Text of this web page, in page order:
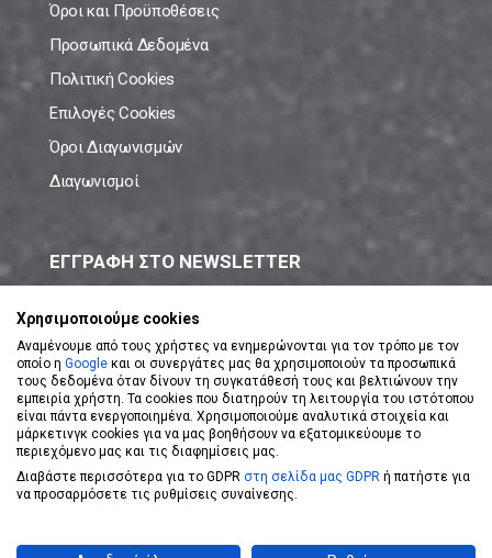
Όροι και Προϋποθέσεις
Προσωπικά Δεδομένα
Πολιτική Cookies
Επιλογές Cookies
Όροι Διαγωνισμών
Διαγωνισμοί
ΕΓΓΡΑΦΗ ΣΤΟ NEWSLETTER
ΕΓΓΡΑΦΗ ΣΤΟ NEWSLETTER
Αποδέχομαι τουςΌρους Χρήσης
Powered byeShopKeyDesigned byKoolmetrix
Χρησιμοποιούμε cookies
Αναμένουμε από τους χρήστες να ενημερώνονται για τον τρόπο με τον
οποίο η Google και οι συνεργάτες μας θα χρησιμοποιούν τα προσωπικά
τους δεδομένα όταν δίνουν τη συγκατάθεσή τους και βελτιώνουν την
εμπειρία χρήστη. Τα cookies που διατηρούν τη λειτουργία του ιστότοπου
είναι πάντα ενεργοποιημένα. Χρησιμοποιούμε αναλυτικά στοιχεία και
μάρκετινγκ cookies για να μας βοηθήσουν να εξατομικεύουμε το
περιεχόμενο μας και τις διαφημίσεις μας.
Διαβάστε περισσότερα για το GDPR στη σελίδα μας GDPR ή πατήστε για
να προσαρμόσετε τις ρυθμίσεις συναίνεσης.